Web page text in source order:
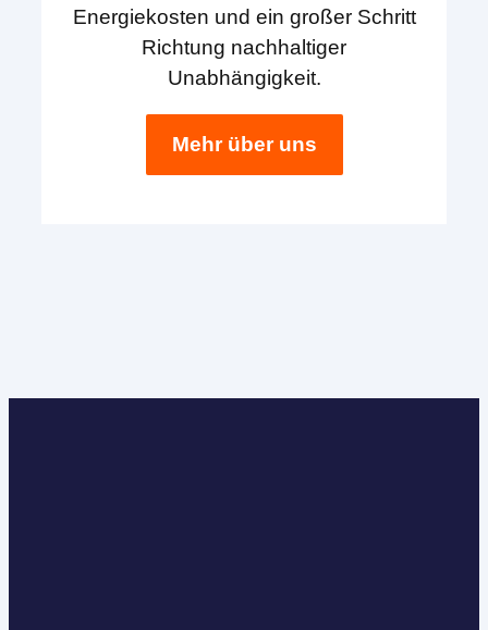
Energiekosten und ein großer Schritt
Richtung nachhaltiger
Unabhängigkeit.
Mehr über uns